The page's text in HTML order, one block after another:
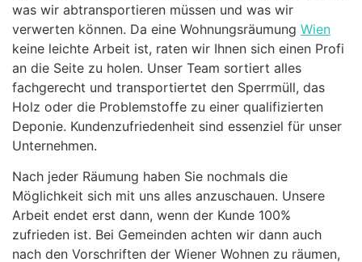
was wir abtransportieren müssen und was wir
verwerten können. Da eine Wohnungsräumung Wien
keine leichte Arbeit ist, raten wir Ihnen sich einen Profi
an die Seite zu holen. Unser Team sortiert alles
fachgerecht und transportiertet den Sperrmüll, das
Holz oder die Problemstoffe zu einer qualifizierten
Deponie. Kundenzufriedenheit sind essenziel für unser
Unternehmen.
Nach jeder Räumung haben Sie nochmals die
Möglichkeit sich mit uns alles anzuschauen. Unsere
Arbeit endet erst dann, wenn der Kunde 100%
zufrieden ist. Bei Gemeinden achten wir dann auch
nach den Vorschriften der Wiener Wohnen zu räumen,